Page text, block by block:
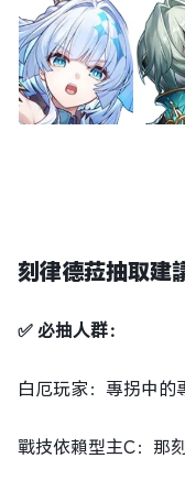
刻律德菈抽取建
✅ 必抽人群：
白厄玩家：專拐中的
戰技依賴型主C：那